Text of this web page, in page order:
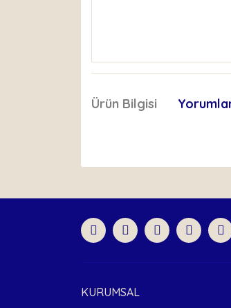
Ürün Bilgisi
Ürün açıklamasında eksik
Bu ürüne benzer farklı
KURUMSAL